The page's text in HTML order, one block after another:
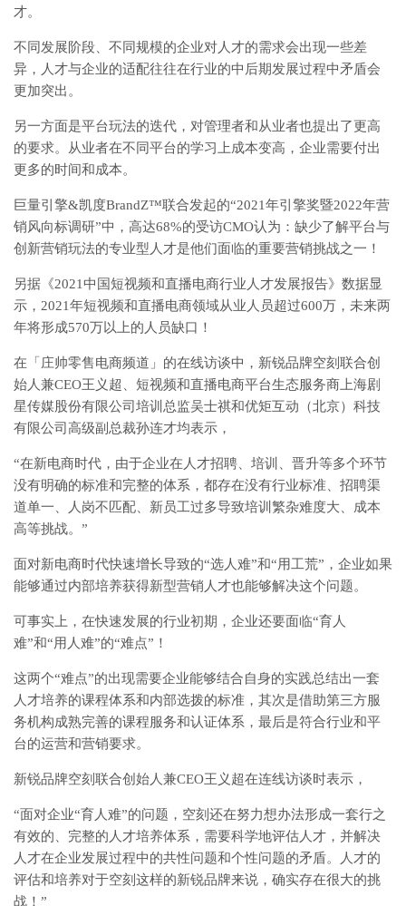
才。
不同发展阶段、不同规模的企业对人才的需求会出现一些差
异，人才与企业的适配往往在行业的中后期发展过程中矛盾会
更加突出。
另一方面是平台玩法的迭代，对管理者和从业者也提出了更高
的要求。从业者在不同平台的学习上成本变高，企业需要付出
更多的时间和成本。
巨量引擎&凯度BrandZ™联合发起的“2021年引擎奖暨2022年营
销风向标调研”中，高达68%的受访CMO认为：缺少了解平台与
创新营销玩法的专业型人才是他们面临的重要营销挑战之一！
另据《2021中国短视频和直播电商行业人才发展报告》数据显
示，2021年短视频和直播电商领域从业人员超过600万，未来两
年将形成570万以上的人员缺口！
在「庄帅零售电商频道」的在线访谈中，新锐品牌空刻联合创
始人兼CEO王义超、短视频和直播电商平台生态服务商上海剧
星传媒股份有限公司培训总监吴士祺和优矩互动（北京）科技
有限公司高级副总裁孙连才均表示，
“在新电商时代，由于企业在人才招聘、培训、晋升等多个环节
没有明确的标准和完整的体系，都存在没有行业标准、招聘渠
道单一、人岗不匹配、新员工过多导致培训繁杂难度大、成本
高等挑战。”
面对新电商时代快速增长导致的“选人难”和“用工荒”，企业如果
能够通过内部培养获得新型营销人才也能够解决这个问题。
可事实上，在快速发展的行业初期，企业还要面临“育人
难”和“用人难”的“难点”！
这两个“难点”的出现需要企业能够结合自身的实践总结出一套
人才培养的课程体系和内部选拨的标准，其次是借助第三方服
务机构成熟完善的课程服务和认证体系，最后是符合行业和平
台的运营和营销要求。
新锐品牌空刻联合创始人兼CEO王义超在连线访谈时表示，
“面对企业“育人难”的问题，空刻还在努力想办法形成一套行之
有效的、完整的人才培养体系，需要科学地评估人才，并解决
人才在企业发展过程中的共性问题和个性问题的矛盾。人才的
评估和培养对于空刻这样的新锐品牌来说，确实存在很大的挑
战！”